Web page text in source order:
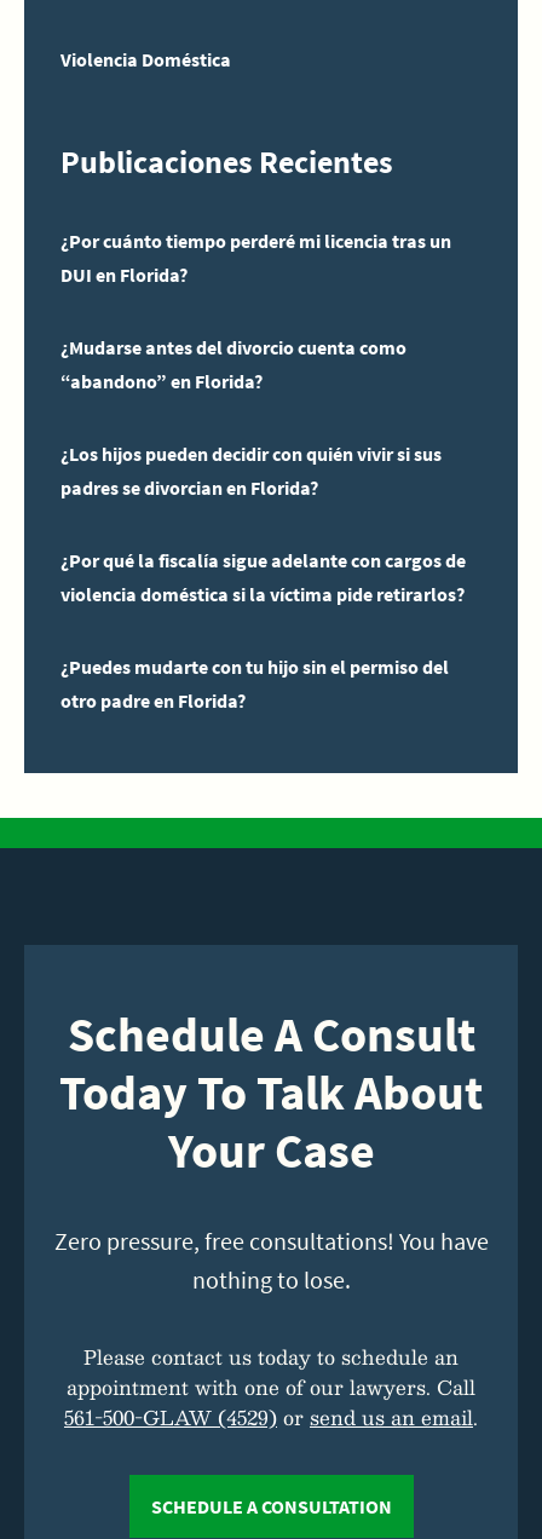
Violencia Doméstica
Publicaciones Recientes
¿Por cuánto tiempo perderé mi licencia tras un
DUI en Florida?
¿Mudarse antes del divorcio cuenta como
“abandono” en Florida?
¿Los hijos pueden decidir con quién vivir si sus
padres se divorcian en Florida?
¿Por qué la fiscalía sigue adelante con cargos de
violencia doméstica si la víctima pide retirarlos?
¿Puedes mudarte con tu hijo sin el permiso del
otro padre en Florida?
Schedule A Consult
Today To Talk About
Your Case
Zero pressure, free consultations! You have
nothing to lose.
Please contact us today to schedule an
appointment with one of our lawyers. Call
561-500-GLAW (4529)orsend us an email.
SCHEDULE A CONSULTATION